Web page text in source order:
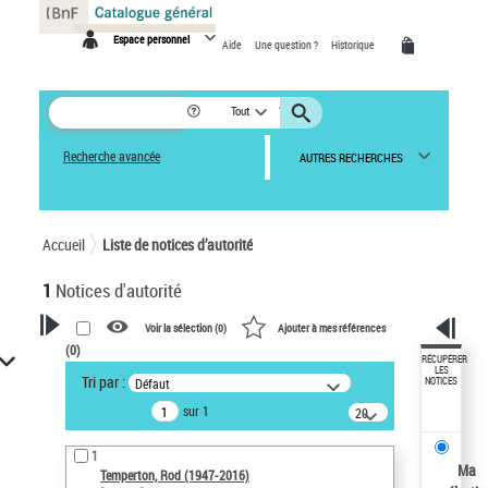
Espace personnel Aide Une question ? Historique
Tout
Recherche avancée AUTRES RECHERCHES
Accueil Liste de notices d’autorité
1 Notices d'autorité
VOTRE RECHERCHE
Recherche avancée dans les
notices d’autorité
Œuvres liées à l'auteur :
Temperton, Rod (1947-2016)
Voir la sélection (0) Ajouter à mes références
(0)
Tri par : Défaut
sur 1
20
résultats/page
1
Temperton, Rod (1947-2016)
RÉCUPÉRER
LES
NOTICES
Ma
Panneau de gestion des cookies